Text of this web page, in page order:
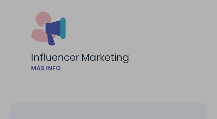
Influencer Marketing
MÁS INFO